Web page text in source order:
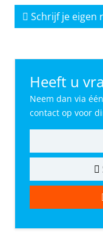
Schrijf je eigen
Heeft u
Neem dan via
contact op voor